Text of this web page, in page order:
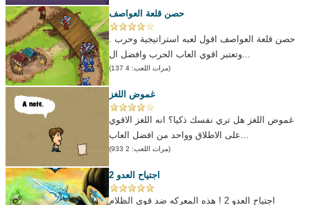
حصن قلعة العواصف
حصن قلعة العواصف اقول لعبه استراتيجية وحرب .
(مرات اللعب: 4 137)
غموض اللغز
غموض اللغز هل تري نفسك ذكيا؟ انه اللغز الاقوي
(مرات اللعب: 2 933)
اجتياح العدو 2
اجتياح العدو 2 ! هذه المعركه ضد قوي الظلام